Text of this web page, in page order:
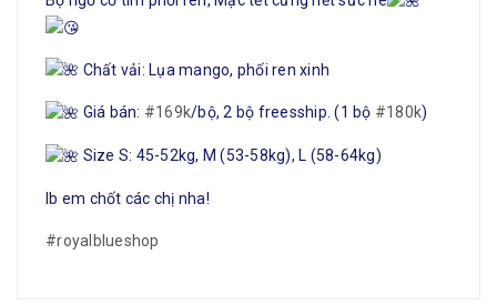
Chất vải: Lụa mango, phối ren xinh
Giá bán: #169k/bộ, 2 bộ freesship. (1 bộ #180k)
Size S: 45-52kg, M (53-58kg), L (58-64kg)
Ib em chốt các chị nha!
#royalblueshop